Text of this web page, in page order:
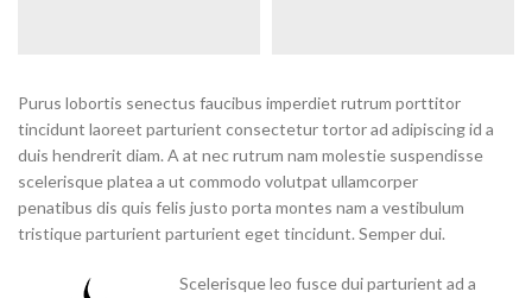
Purus lobortis senectus faucibus imperdiet rutrum porttitor
tincidunt laoreet parturient consectetur tortor ad adipiscing id a
duis hendrerit diam. A at nec rutrum nam molestie suspendisse
scelerisque platea a ut commodo volutpat ullamcorper
penatibus dis quis felis justo porta montes nam a vestibulum
tristique parturient parturient eget tincidunt. Semper dui.
Scelerisque leo fusce dui parturient ad a